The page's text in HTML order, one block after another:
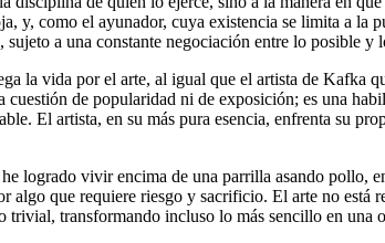
y, como el ayunador, cuya existencia se limita a
a una constante negociación entre lo posible y
la vida por el arte, al igual que el artista de Kafka
de popularidad ni de exposición; es una
El artista, en su más pura esencia, enfrenta su
logrado vivir encima de una parrilla asando
algo que requiere riesgo y sacrificio. El arte no
transformando incluso lo más sencillo en una